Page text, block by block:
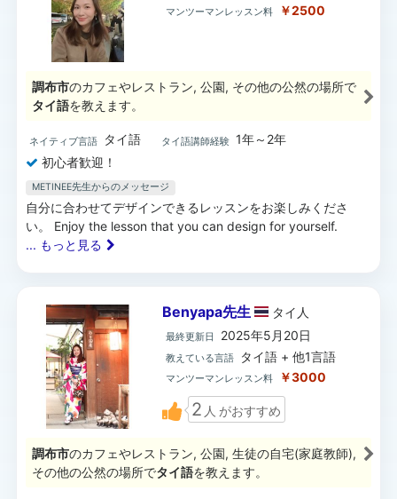
マンツーマンレッスン料 ￥2500
調布市のカフェやレストラン, 公園, その他の公然の場所で
タイ語を教えます。
ネイティブ言語 タイ語 タイ語講師経験 1年～2年
初心者歓迎！
METINEE先生からのメッセージ
自分に合わせてデザインできるレッスンをお楽しみくださ
い。 Enjoy the lesson that you can design for yourself.
... もっと見る
Benyapa先生 タイ 人
最終更新日 2025年5月20日
教えている言語 タイ語 + 他1言語
マンツーマンレッスン料 ￥3000
2 人 がおすすめ
調布市のカフェやレストラン, 公園, 生徒の自宅(家庭教師),
その他の公然の場所でタイ語を教えます。